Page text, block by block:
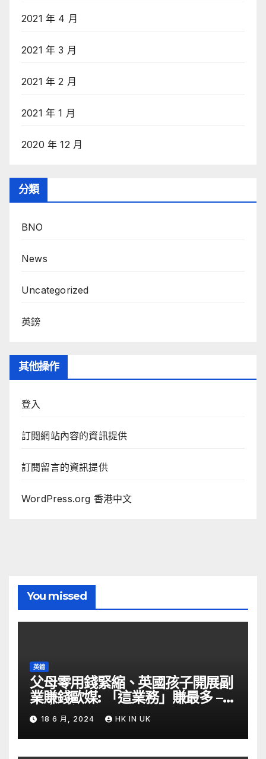
2021 年 4 月
2021 年 3 月
2021 年 2 月
2021 年 1 月
2020 年 12 月
分類
BNO
News
Uncategorized
英鎊
其他操作
登入
訂閱網站內容的資訊提供
訂閱留言的資訊提供
WordPress.org 香港中文
You missed
英鎊
父母零用錢緊縮、英國孩子開展副
業賺錢歐媒: 「這業務」賺最多 –
自由財經
18 6 月, 2024 HK IN UK